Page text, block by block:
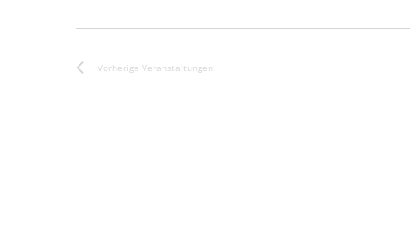
Vorherige Veranstaltungen